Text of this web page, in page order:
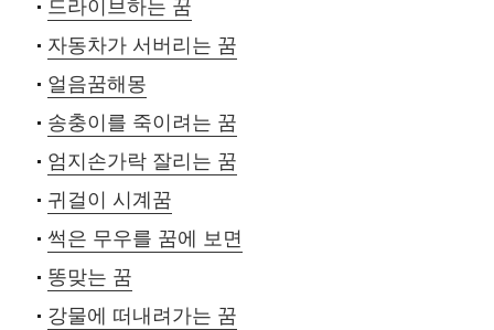
드라이브하는 꿈
자동차가 서버리는 꿈
얼음꿈해몽
송충이를 죽이려는 꿈
엄지손가락 잘리는 꿈
귀걸이 시계꿈
썩은 무우를 꿈에 보면
똥맞는 꿈
강물에 떠내려가는 꿈